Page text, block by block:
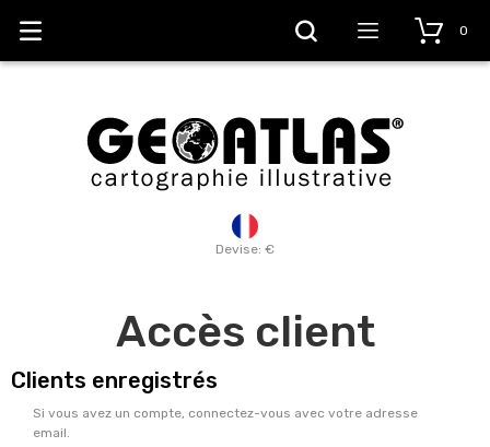
Devise: €
0
Accès client
Clients enregistrés
Si vous avez un compte, connectez-vous avec votre adresse
email.